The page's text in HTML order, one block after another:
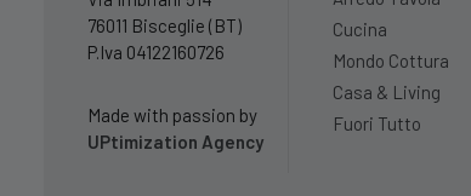
76011 Bisceglie (BT)
P.Iva 04122160726
Made with passion by
UPtimization Agency
Cucina
Mondo Cottura
Casa & Living
Fuori Tutto